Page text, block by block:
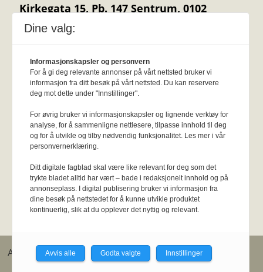
Kirkegata 15, Pb. 147 Sentrum, 0102
Oslo. Personvernerklæring
retningslinjer
Utgiver:Norsk Fysioterapeutforbund
Annonsere:Her er info om annonsepriser
og frister.Stillingsannonse klikk her.
Meld deg på nyhetsbrev
Tips oss
Ansvarlig redaktør: John Henry Strupstad, js@fysio.no.
Redaktøransvar
Dine valg:
Informasjonskapsler og personvern
For å gi deg relevante annonser på vårt nettsted bruker vi
informasjon fra ditt besøk på vårt nettsted. Du kan reservere
deg mot dette under "Innstillinger".
For øvrig bruker vi informasjonskapsler og lignende verktøy for
analyse, for å sammenligne nettlesere, tilpasse innhold til deg
og for å utvikle og tilby nødvendig funksjonalitet. Les mer i vår
personvernerklæring.
Ditt digitale fagblad skal være like relevant for deg som det
trykte bladet alltid har vært – bade i redaksjonelt innhold og på
annonseplass. I digital publisering bruker vi informasjon fra
dine besøk på nettstedet for å kunne utvikle produktet
kontinuerlig, slik at du opplever det nyttig og relevant.
Avvis alle Godta valgte Innstillinger